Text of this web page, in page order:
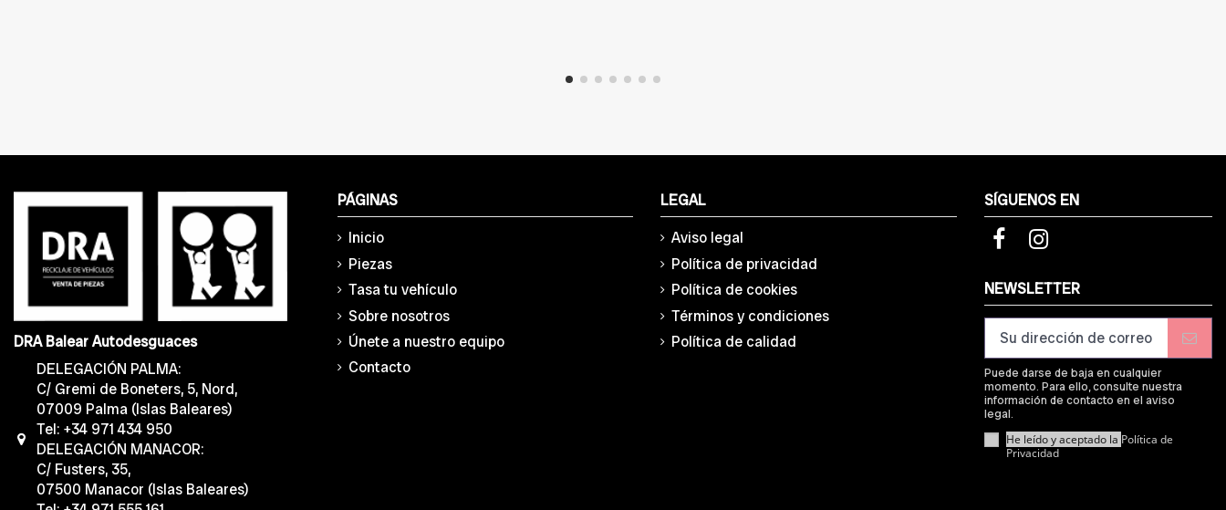
DRA Balear Autodesguaces
DELEGACIÓN PALMA:
C/ Gremi de Boneters, 5, Nord,
07009 Palma (Islas Baleares)
Tel: +34 971 434 950
DELEGACIÓN MANACOR:
C/ Fusters, 35,
07500 Manacor (Islas Baleares)
PÁGINAS
Inicio
Piezas
Tasa tu vehículo
Sobre nosotros
Únete a nuestro equipo
Contacto
LEGAL
Aviso legal
Política de privacidad
Política de cookies
Términos y condiciones
Política de calidad
SÍGUENOS EN
NEWSLETTER
Puede darse de baja en cualquier
momento. Para ello, consulte nuestra
información de contacto en el aviso
legal.
He leído y aceptado la Política de
Privacidad